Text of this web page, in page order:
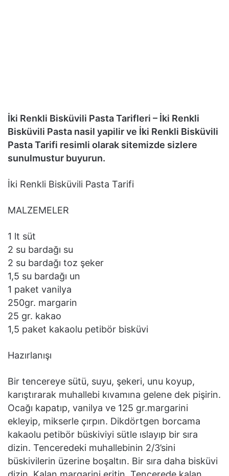
İki Renkli Bisküvili Pasta Tarifleri – İki Renkli
Bisküvili Pasta nasil yapilir ve İki Renkli Bisküvili
Pasta Tarifi resimli olarak sitemizde sizlere
sunulmustur buyurun.
İki Renkli Bisküvili Pasta Tarifi
MALZEMELER
1 lt süt
2 su bardağı su
2 su bardağı toz şeker
1,5 su bardağı un
1 paket vanilya
250gr. margarin
25 gr. kakao
1,5 paket kakaolu petibör bisküvi
Hazırlanışı
Bir tencereye sütü, suyu, şekeri, unu koyup,
karıştırarak muhallebi kıvamına gelene dek pişirin.
Ocağı kapatıp, vanilya ve 125 gr.margarini
ekleyip, mikserle çırpın. Dikdörtgen borcama
kakaolu petibör büskiviyi sütle ıslayıp bir sıra
dizin. Tenceredeki muhallebinin 2/3’sini
büskivilerin üzerine boşaltın. Bir sıra daha bisküvi